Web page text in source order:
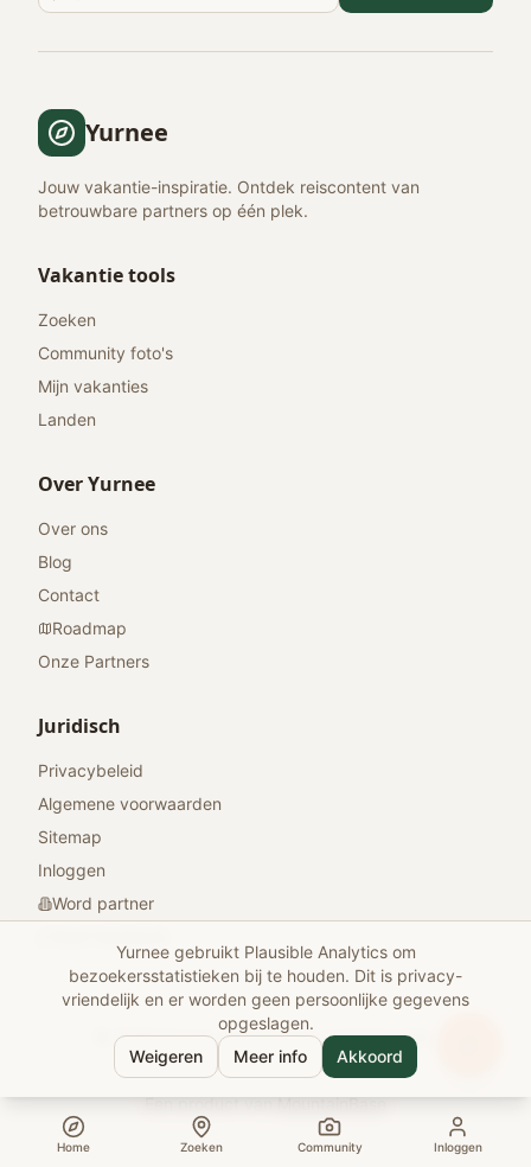
Yurnee
Jouw vakantie-inspiratie. Ontdek reiscontent van
betrouwbare partners op één plek.
Vakantie tools
Zoeken
Community foto's
Mijn vakanties
Landen
Over Yurnee
Over ons
Blog
Contact
Roadmap
Onze Partners
Juridisch
Privacybeleid
Algemene voorwaarden
Sitemap
Inloggen
Word partner
© 2026 Yurnee. Alle rechten voorbehouden.
Gemaakt met
voor reizigers
Een product van MountainBase
Home Zoeken Community Inloggen
Yurnee gebruikt Plausible Analytics om
bezoekersstatistieken bij te houden. Dit is privacy-
vriendelijk en er worden geen persoonlijke gegevens
opgeslagen.
Weigeren
Meer info Akkoord